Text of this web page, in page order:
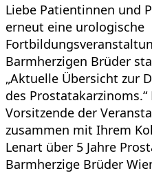
Liebe Patientinnen und
erneut eine urologische
Barmherzigen Brüder
„Aktuelle Übersicht zur
des Prostatakarzinoms.“
Vorsitzende der
zusammen mit Ihrem
Lenart über 5 Jahre
Barmherzige Brüder